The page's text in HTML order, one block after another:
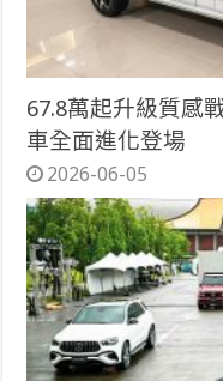
67.8萬起升級質感
車全面進化登場
2026-06-05